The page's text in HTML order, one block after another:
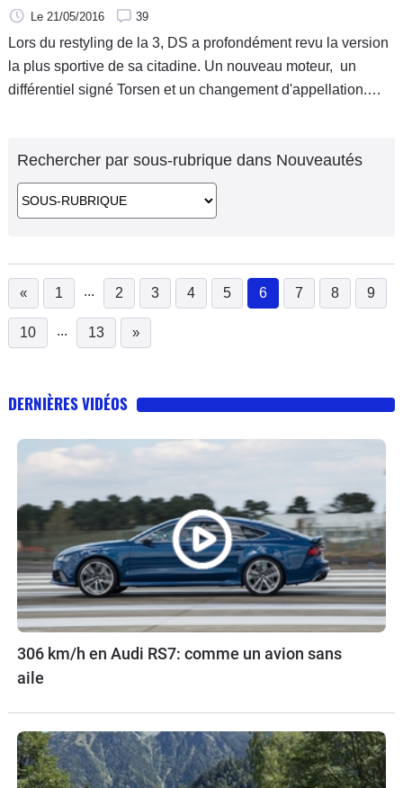
Le 21/05/2016 39
Lors du restyling de la 3, DS a profondément revu la version
la plus sportive de sa citadine. Un nouveau moteur, un
différentiel signé Torsen et un changement d'appellation.
Sport ?
Rechercher par sous-rubrique dans Nouveautés
« 1 ... 2 3 4 5 6
(current)
7 8 9
10 ... 13 »
DERNIÈRES VIDÉOS
306 km/h en Audi RS7: comme un avion sans
aile